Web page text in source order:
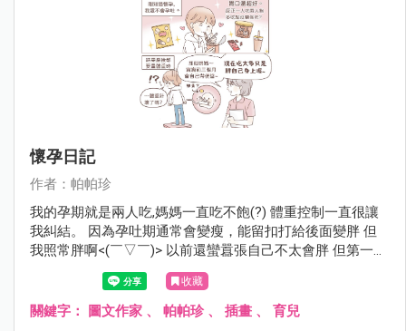
懷孕日記
作者：帕帕珍
我的孕期就是兩人吃,媽媽一直吃不飽(?) 體重控制一直很讓
我糾結。 因為孕吐期通常會變瘦，能留扣打給後面變胖 但
我照常胖啊<(￣▽￣)> 以前還蠻囂張自己不太會胖 但第一次
紀錄46。18w我就52了。 通常建議整個孕期重10-14kg 剩
下的日子留給8kg，我開始沒保握勒（腋下冒汗 ) 最後我決定
轉念，嗯。 應該是第一次紀錄的體重被量太輕了吧～￣▽￣
收藏
關鍵字： 圖文作家 、 帕帕珍、 插畫 、 育兒